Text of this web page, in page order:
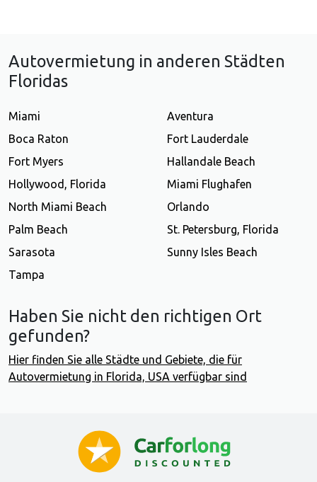
Autovermietung in anderen Städten
Floridas
Miami
Aventura
Boca Raton
Fort Lauderdale
Fort Myers
Hallandale Beach
Hollywood, Florida
Miami Flughafen
North Miami Beach
Orlando
Palm Beach
St. Petersburg, Florida
Sarasota
Sunny Isles Beach
Tampa
Haben Sie nicht den richtigen Ort
gefunden?
Hier finden Sie alle Städte und Gebiete, die für
Autovermietung in Florida, USA verfügbar sind